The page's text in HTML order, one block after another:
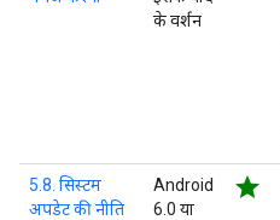
के वर्शन
5.8. सिस्टम
अपडेट की नीति
Android
6.0 या
star